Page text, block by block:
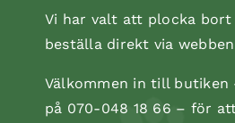
Kopåse
Vi har valt att plocka
beställa direkt via
Välkommen in till butiken
på 070-048 18 66 – för